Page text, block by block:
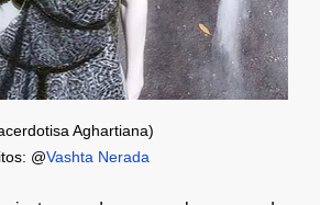
Aghartiana)
@Vashta Nerada